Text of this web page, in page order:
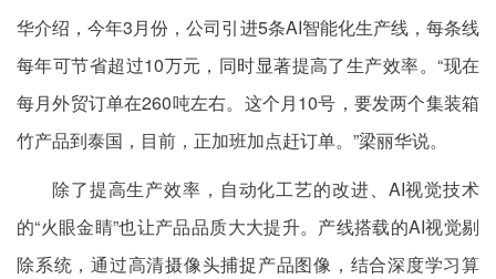
华介绍，今年3月份，公司引进5条AI智能化生产线，每条线
每年可节省超过10万元，同时显著提高了生产效率。“现在
每月外贸订单在260吨左右。这个月10号，要发两个集装箱
竹产品到泰国，目前，正加班加点赶订单。”梁丽华说。
除了提高生产效率，自动化工艺的改进、AI视觉技术
的“火眼金睛”也让产品品质大大提升。产线搭载的AI视觉剔
除系统，通过高清摄像头捕捉产品图像，结合深度学习算